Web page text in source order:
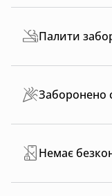
Палити
Заборонено
Немає